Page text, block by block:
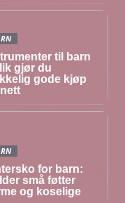
til barn
gjør du
gode kjøp
for barn:
små føtter
og koselige